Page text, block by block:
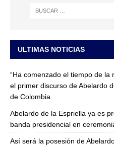
ULTIMAS NOTICIAS
“Ha comenzado el tiempo de
el primer discurso de Abelardo
de Colombia
Abelardo de la Espriella ya es
banda presidencial en
Así será la posesión de